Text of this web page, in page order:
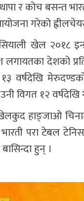
र कोच बसन्त
गरेको ह्वीलचेयर
खेल २०१८
देशको
मेरुदण्डको
उनी विगत १२
हाङ्जाओ
परा टेबल
हुन् ।